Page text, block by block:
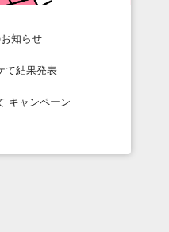
知らせ
て結果発表
キャンペーン